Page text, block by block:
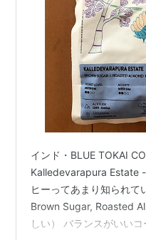
インド・BLUE TOKAI
Kalledevarapura Estate
ヒーってあまり知られて
Brown Sugar, Roasted
しい） バランスがいい